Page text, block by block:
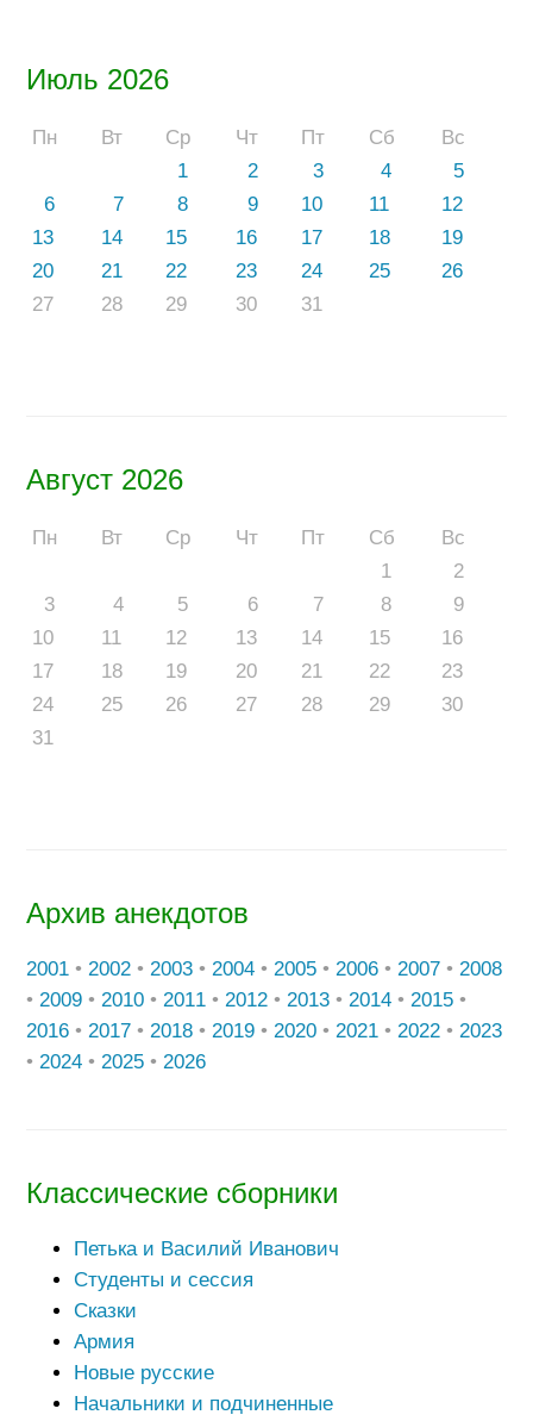
Июль 2026
Пн Вт Ср Чт Пт Сб
Вс
1
2 3 4
5
6
7 8 9 10 11
12
13
14 15 16 17 18
19
20
21 22 23 24 25
26
27
28 29 30 31
Август 2026
Пн Вт Ср Чт Пт Сб
Вс
1
2
3
4 5 6 7 8
9
10
11 12 13 14 15
16
17
18 19 20 21 22
23
24
25 26 27 28 29
30
31
Архив анекдотов
2001 • 2002 • 2003 • 2004 • 2005 • 2006 • 2007 • 2008
• 2009 • 2010 • 2011 • 2012 • 2013 • 2014 • 2015 •
2016 • 2017 • 2018 • 2019 • 2020 • 2021 • 2022 • 2023
• 2024 • 2025 • 2026
Классические сборники
Петька и Василий Иванович
Студенты и сессия
Сказки
Армия
Новые русские
Начальники и подчиненные